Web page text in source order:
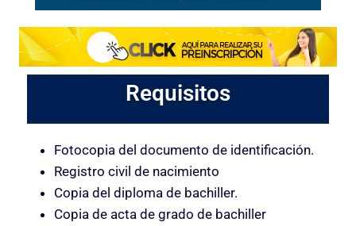
Requisitos
Fotocopia del documento de identificación.
Registro civil de nacimiento
Copia del diploma de bachiller.
Copia de acta de grado de bachiller